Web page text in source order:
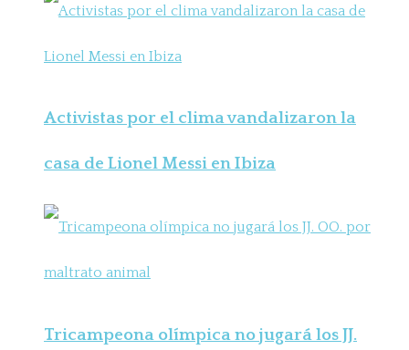
Activistas por el clima vandalizaron la
casa de Lionel Messi en Ibiza
Tricampeona olímpica no jugará los JJ.